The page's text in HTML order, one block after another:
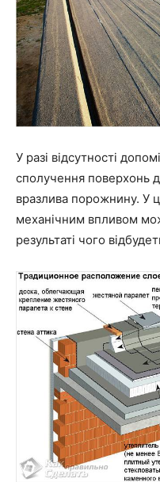
У разі відсутності
сполучення поверхонь
вразлива порожнину. У
механічним впливом
результаті чого